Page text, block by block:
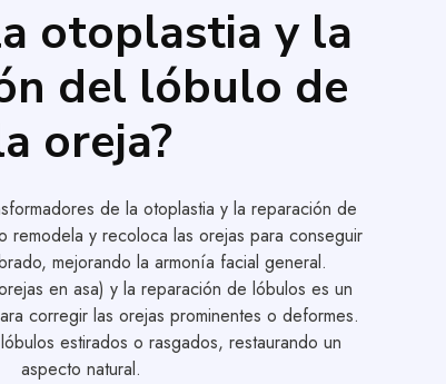
otoplastia y la
del lóbulo de
oreja?
de la otoplastia y la reparación de
remodela y recoloca las orejas para conseguir
mejorando la armonía facial general.
en asa) y la reparación de lóbulos es un
corregir las orejas prominentes o deformes.
estirados o rasgados, restaurando un
aspecto natural.